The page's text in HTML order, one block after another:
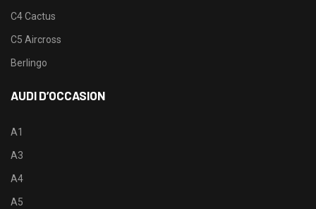
C4 Cactus
C5 Aircross
Berlingo
AUDI D’OCCASION
A1
A3
A4
A5